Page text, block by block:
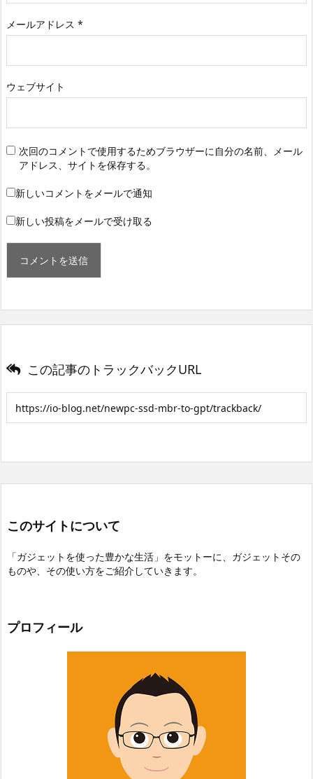
メールアドレス *
ウェブサイト
次回のコメントで使用するためブラウザーに自分の名前、メール
アドレス、サイトを保存する。
新しいコメントをメールで通知
新しい投稿をメールで受け取る
この記事のトラックバックURL
このサイトについて
「ガジェットを使った豊かな生活」をモットーに、ガジェットその
ものや、その使い方をご紹介していきます。
プロフィール